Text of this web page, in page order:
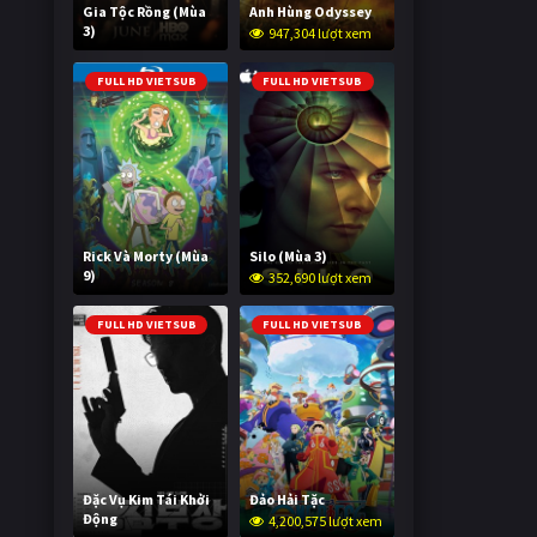
Gia Tộc Rồng (Mùa
3)
2,015,934 lượt xem
Anh Hùng Odyssey
947,304 lượt xem
FULL HD VIETSUB
Rick Và Morty (Mùa
9)
2,993,388 lượt xem
FULL HD VIETSUB
Silo (Mùa 3)
352,690 lượt xem
FULL HD VIETSUB
Đặc Vụ Kim Tái Khởi
Động
FULL HD VIETSUB
Đảo Hải Tặc
4,200,575 lượt xem